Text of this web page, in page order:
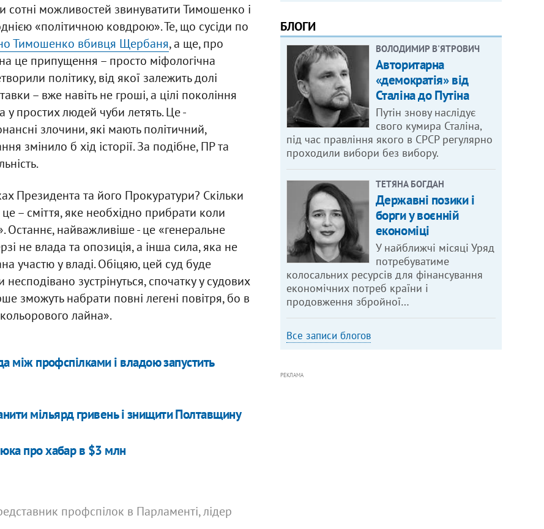
сотні можливостей звинуватити Тимошенко і
«політичною ковдрою». Те, що сусіди по
Тимошенко вбивця Щербаня, а ще, про
на це припущення – просто міфологічна
політику, від якої залежить долі
– вже навіть не гроші, а цілі покоління
у простих людей чуби летять. Це -
злочини, які мають політичний,
змінило б хід історії. За подібне, ПР та
Президента та його Прокуратури? Скільки
– сміття, яке необхідно прибрати коли
найважливіше - це «генеральне
не влада та опозиція, а інша сила, яка не
участю у владі. Обіцяю, цей суд буде
зустрінуться, спочатку у судових
зможуть набрати повні легені повітря, бо в
лайна».
між профспілками і владою запустить
мільярд гривень і знищити Полтавщину
про хабар в $3 млн
профспілок в Парламенті, лідер
БЛОГИ
ВОЛОДИМИР В'ЯТРОВИЧ
Авторитарна
«демократія» від
Сталіна до Путіна
Путін знову наслідує
свого кумира Сталіна,
під час правління якого в СРСР регулярно
проходили вибори без вибору.
ТЕТЯНА БОГДАН
Державні позики і
борги у воєнній
економіці
У найближчі місяці Уряд
потребуватиме
колосальних ресурсів для фінансування
економічних потреб країни і
продовження збройної…
Все записи блогов
РЕКЛАМА